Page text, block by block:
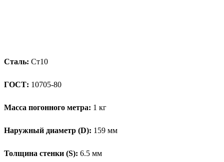
Сталь: Ст10
ГОСТ: 10705-80
Масса погонного метра: 1 кг
Наружный диаметр (D): 159 мм
Толщина стенки (S): 6.5 мм